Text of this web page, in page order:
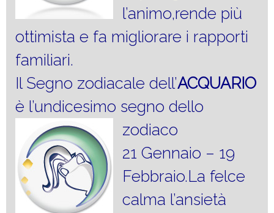
l’animo,rende più
ottimista e fa migliorare i rapporti
familiari.
Il Segno zodiacale dell’ACQUARIO
è l’undicesimo segno dello
zodiaco
21 Gennaio – 19
Febbraio.La felce
calma l’ansietà